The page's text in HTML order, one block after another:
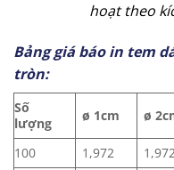
hoạt theo
Bảng giá báo in tem
tròn:
Số
lượng
ø 1cm ø
100 1,972